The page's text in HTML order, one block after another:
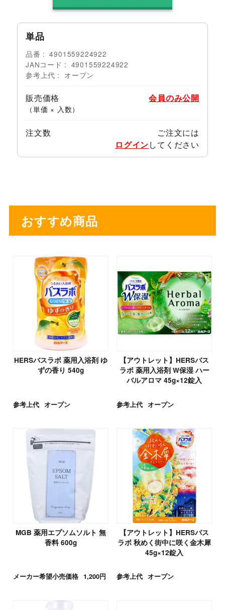
単品
品番
4901559224922
JANコード
4901559224922
参考上代
オープン
販売価格
（単価 × 入数）
会員のみ公開
注文数
ご注文には
ログインしてください
おすすめ商品
HERSバスラボ 薬用入浴剤 ゆ
ずの香り 540g
参考上代 オープン
【アウトレット】HERSバス
ラボ 薬用入浴剤 W保湿 ハー
バルアロマ 45g×12錠入
参考上代 オープン
MGB 薬用エプソムソルト 無
香料 600g
メーカー希望小売価格 1,200円
【アウトレット】HERSバス
ラボ 秋めく街中に咲く金木犀
45g×12錠入
参考上代 オープン